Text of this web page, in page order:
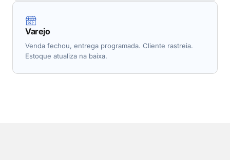
Varejo
Venda fechou, entrega programada. Cliente rastreia.
Estoque atualiza na baixa.